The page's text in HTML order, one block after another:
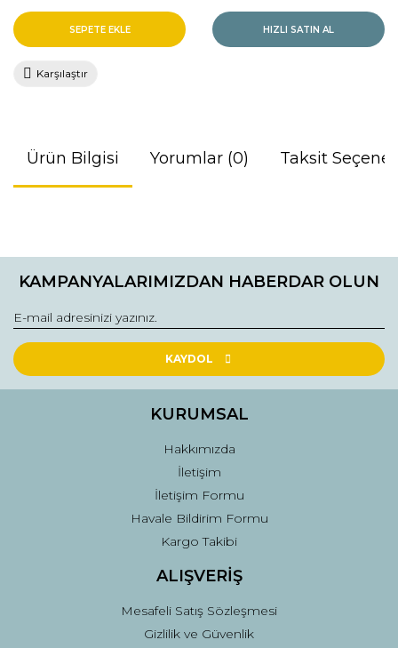
SEPETE EKLE HIZLI SATIN AL
Karşılaştır
Ürün Bilgisi Yorumlar (0) Taksit
konularda yetersiz gördüğünüz noktaları öneri formunu
Görüş ve önerileriniz için teşekkür ederiz.
Ürün resmi kalitesiz, bozuk veya görüntülenemiyor.
Ürün açıklamasında eksik bilgiler bulunuyor.
Ürün fiyatı diğer sitelerden daha pahalı.
Gönder
KAMPANYALARIMIZDAN HABERDAR OLUN
KAYDOL
KURUMSAL
Hakkımızda
İletişim
İletişim Formu
Havale Bildirim Formu
Kargo Takibi
ALIŞVERİŞ
Mesafeli Satış Sözleşmesi
Gizlilik ve Güvenlik